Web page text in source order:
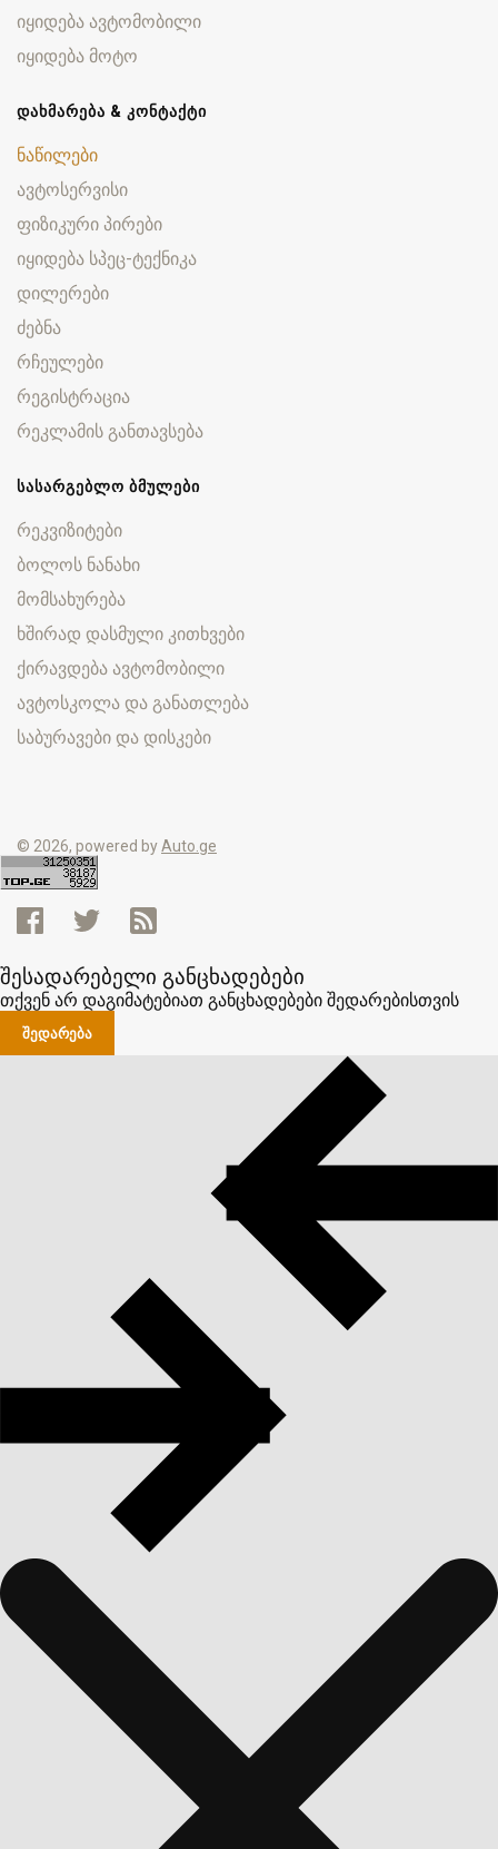
იყიდება ავტომობილი
იყიდება მოტო
ᲓᲐᲮᲛᲐᲠᲔᲑᲐ & ᲙᲝᲜᲢᲐᲥᲢᲘ
ნაწილები
ავტოსერვისი
ფიზიკური პირები
იყიდება სპეც-ტექნიკა
დილერები
ძებნა
რჩეულები
რეგისტრაცია
რეკლამის განთავსება
ᲡᲐᲡᲐᲠᲒᲔᲑᲚᲝ ᲑᲛᲣᲚᲔᲑᲘ
რეკვიზიტები
ბოლოს ნანახი
მომსახურება
ხშირად დასმული კითხვები
ქირავდება ავტომობილი
ავტოსკოლა და განათლება
საბურავები და დისკები
© 2026, powered byAuto.ge
შესადარებელი განცხადებები
თქვენ არ დაგიმატებიათ განცხადებები შედარებისთვის
ᲨᲔᲓᲐᲠᲔᲑᲐ